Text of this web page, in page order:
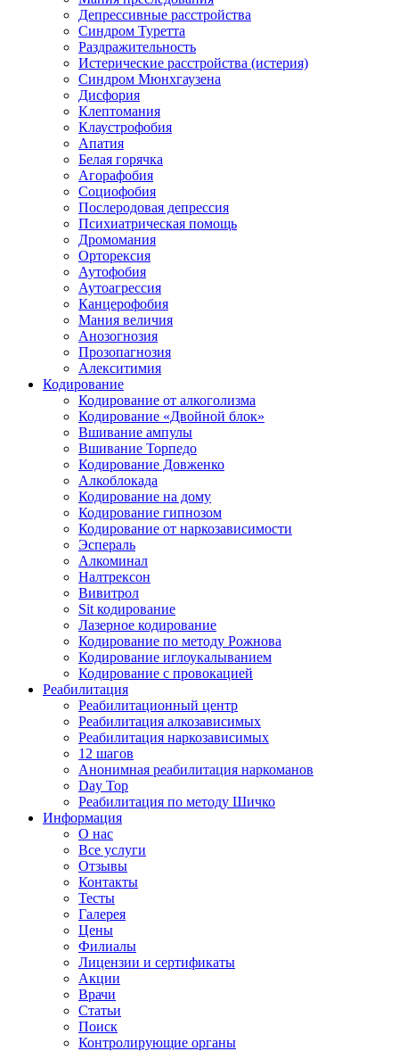
Депрессивные расстройства
Синдром Туретта
Раздражительность
Истерические расстройства (истерия)
Синдром Мюнхгаузена
Дисфория
Клептомания
Клаустрофобия
Апатия
Белая горячка
Агорафобия
Социофобия
Послеродовая депрессия
Психиатрическая помощь
Дромомания
Орторексия
Аутофобия
Аутоагрессия
Канцерофобия
Мания величия
Анозогнозия
Прозопагнозия
Алекситимия
Кодирование
Кодирование от алкоголизма
Кодирование «Двойной блок»
Вшивание ампулы
Вшивание Торпедо
Кодирование Довженко
Алкоблокада
Кодирование на дому
Кодирование гипнозом
Кодирование от наркозависимости
Эспераль
Алкоминал
Налтрексон
Вивитрол
Sit кодирование
Лазерное кодирование
Кодирование по методу Рожнова
Кодирование иглоукалыванием
Кодирование с провокацией
Реабилитация
Реабилитационный центр
Реабилитация алкозависимых
Реабилитация наркозависимых
12 шагов
Анонимная реабилитация наркоманов
Day Top
Реабилитация по методу Шичко
Информация
О нас
Все услуги
Отзывы
Контакты
Тесты
Галерея
Цены
Филиалы
Лицензии и сертификаты
Акции
Врачи
Статьи
Поиск
Контролирующие органы